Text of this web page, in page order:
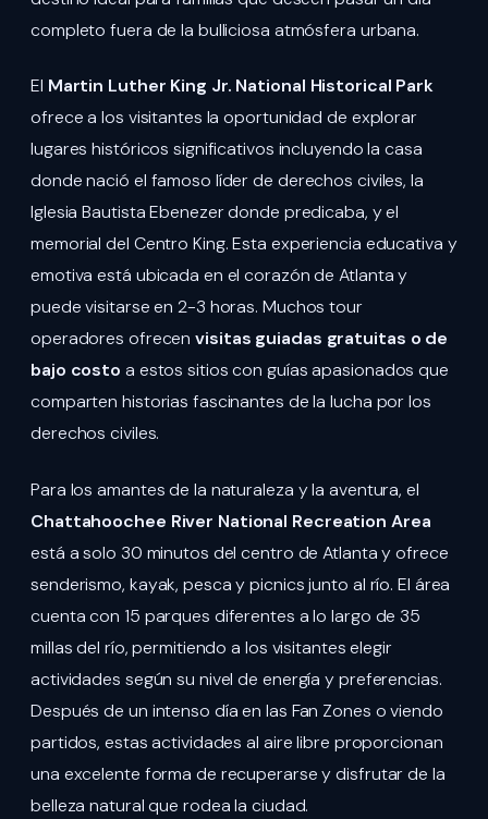
completo fuera de la bulliciosa atmósfera urbana.
El Martin Luther King Jr. National Historical Park
ofrece a los visitantes la oportunidad de explorar
lugares históricos significativos incluyendo la casa
donde nació el famoso líder de derechos civiles, la
Iglesia Bautista Ebenezer donde predicaba, y el
memorial del Centro King. Esta experiencia educativa y
emotiva está ubicada en el corazón de Atlanta y
puede visitarse en 2-3 horas. Muchos tour
operadores ofrecenvisitas guiadas gratuitas o de
bajo costo a estos sitios con guías apasionados que
comparten historias fascinantes de la lucha por los
derechos civiles.
Para los amantes de la naturaleza y la aventura, el
Chattahoochee River National Recreation Area
está a solo 30 minutos del centro de Atlanta y ofrece
senderismo, kayak, pesca y picnics junto al río. El área
cuenta con 15 parques diferentes a lo largo de 35
millas del río, permitiendo a los visitantes elegir
actividades según su nivel de energía y preferencias.
Después de un intenso día en las Fan Zones o viendo
partidos, estas actividades al aire libre proporcionan
una excelente forma de recuperarse y disfrutar de la
belleza natural que rodea la ciudad.